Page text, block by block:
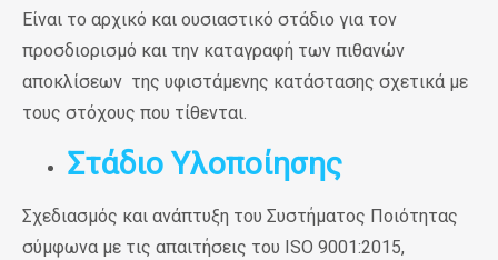
Είναι το αρχικό και ουσιαστικό στάδιο για τον
προσδιορισμό και την καταγραφή των πιθανών
αποκλίσεων της υφιστάμενης κατάστασης σχετικά με
τους στόχους που τίθενται.
Στάδιο Υλοποίησης
Σχεδιασμός και ανάπτυξη του Συστήματος Ποιότητας
σύμφωνα με τις απαιτήσεις του ISO 9001:2015,